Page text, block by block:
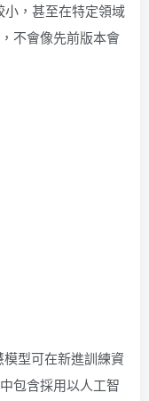
小 ，甚至在特定領域
不會像先前版本會
型可在新進訓練資
包含採用以人工智